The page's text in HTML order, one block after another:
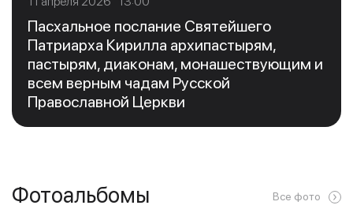
Пасхальное послание Святейшего
Патриарха Кирилла архипастырям,
пастырям, диаконам, монашествующим и
всем верным чадам Русской
Православной Церкви
Фотоальбомы Все фото